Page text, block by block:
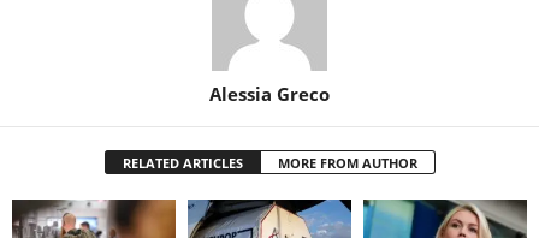
Alessia Greco
RELATED ARTICLES MORE FROM AUTHOR